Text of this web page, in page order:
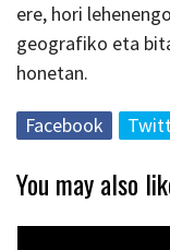
ere, hori
geografiko eta
honetan.
Facebook
You may also